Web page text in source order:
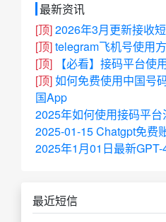
最新资讯
[顶]2026年3月更新接收
[顶]telegram飞机号使用
[顶]
【必看】接码平台使
[顶]如何免费使用中国号
国App
2025年如何使用接码平
2025-01-15 Chatgpt免费
2025年1月01日最新
最近短信